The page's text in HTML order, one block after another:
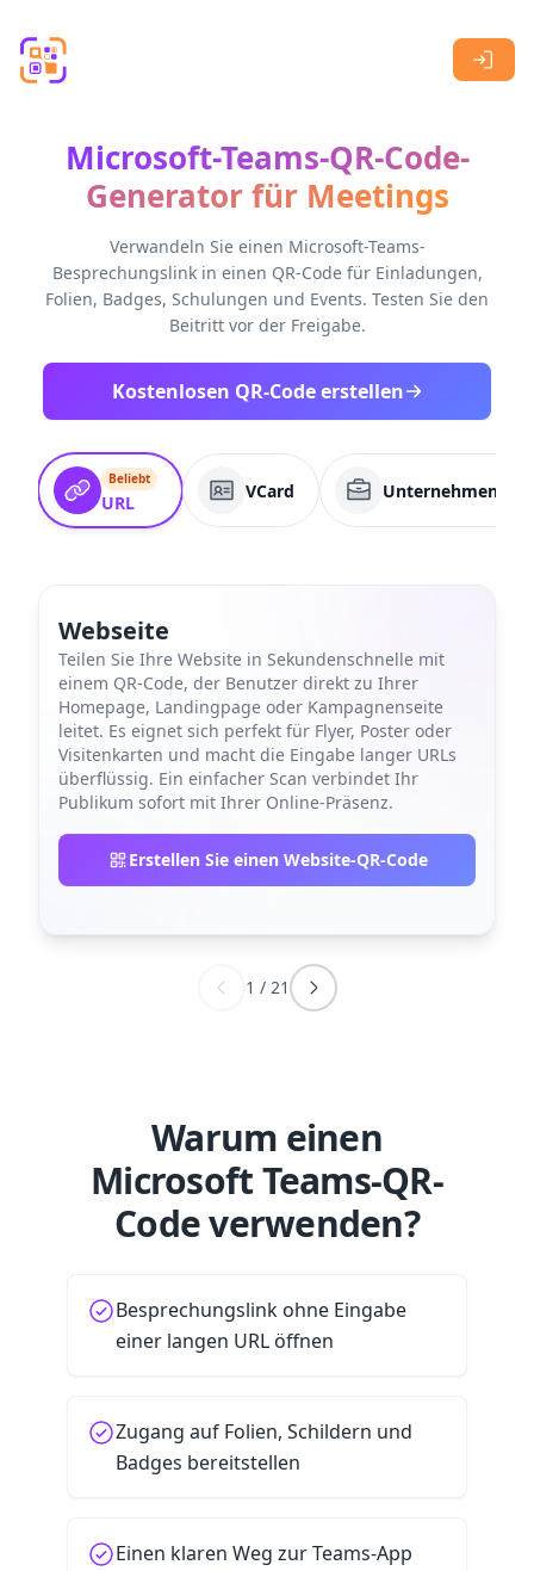
Microsoft-Teams-QR-Code-
Generator für Meetings
Verwandeln Sie einen Microsoft-Teams-
Besprechungslink in einen QR-Code für Einladungen,
Folien, Badges, Schulungen und Events. Testen Sie den
Beitritt vor der Freigabe.
Kostenlosen QR-Code erstellen
Beliebt
URL
VCard
Webseite
Teilen Sie Ihre Website in Sekundenschnelle mit
einem QR-Code, der Benutzer direkt zu Ihrer
Homepage, Landingpage oder Kampagnenseite
leitet. Es eignet sich perfekt für Flyer, Poster oder
Visitenkarten und macht die Eingabe langer URLs
überflüssig. Ein einfacher Scan verbindet Ihr
Publikum sofort mit Ihrer Online-Präsenz.
Erstellen Sie einen Website-QR-Code
1 / 21
Warum einen
Microsoft Teams-QR-
Code verwenden?
Besprechungslink ohne Eingabe
einer langen URL öffnen
Zugang auf Folien, Schildern und
Badges bereitstellen
Einen klaren Weg zur Teams-App